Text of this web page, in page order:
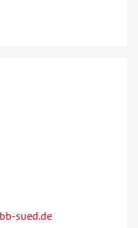
sued.de